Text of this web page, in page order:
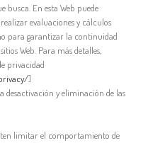
busca. En esta Web puede
evaluaciones y cálculos
para garantizar la continuidad
Web. Para más detalles,
privacidad
]
desactivación y eliminación de las
limitar el comportamiento de